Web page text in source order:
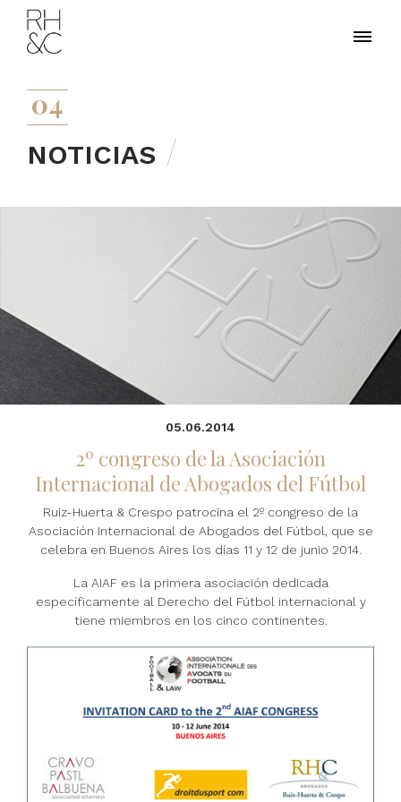
04
NOTICIAS
05.06.2014
2º congreso de la Asociación
Internacional de Abogados del Fútbol
Ruiz-Huerta & Crespo patrocina el 2º congreso de la
Asociación Internacional de Abogados del Fútbol, que se
celebra en Buenos Aires los días 11 y 12 de junio 2014.
La AIAF es la primera asociación dedicada
específicamente al Derecho del Fútbol internacional y
tiene miembros en los cinco continentes.